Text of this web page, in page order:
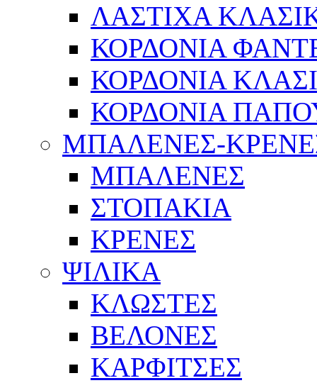
ΛΑΣΤΙΧΑ
ΚΟΡΔΟΝΙΑ
ΚΟΡΔΟΝΙΑ
ΚΟΡΔΟΝΙΑ
ΜΠΑΛΕΝΕΣ-
ΜΠΑΛΕΝΕΣ
ΣΤΟΠΑΚΙΑ
ΚΡΕΝΕΣ
ΨΙΛΙΚΑ
ΚΛΩΣΤΕΣ
ΒΕΛΟΝΕΣ
ΚΑΡΦΙΤΣΕΣ